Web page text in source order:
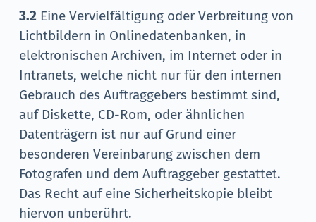
3.2 Eine Vervielfältigung oder Verbreitung von
Lichtbildern in Onlinedatenbanken, in
elektronischen Archiven, im Internet oder in
Intranets, welche nicht nur für den internen
Gebrauch des Auftraggebers bestimmt sind,
auf Diskette, CD-Rom, oder ähnlichen
Datenträgern ist nur auf Grund einer
besonderen Vereinbarung zwischen dem
Fotografen und dem Auftraggeber gestattet.
Das Recht auf eine Sicherheitskopie bleibt
hiervon unberührt.